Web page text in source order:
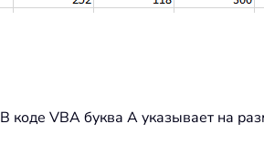
В коде VBA буква A указывает на